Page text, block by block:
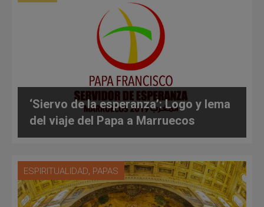
‘Siervo de la esperanza’: Logo y lema
del viaje del Papa a Marruecos
ESPIRITUALIDAD, PAPAS